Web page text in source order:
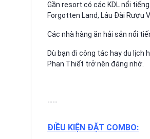
Gần resort có các KDL nổi
Forgotten Land, Lâu Đài Rượu
Các nhà hàng ăn hải sản nổi
Dù bạn đi công tác hay du lịch
Phan Thiết trở nên đáng nhớ.
----
ĐIỀU KIỆN ĐẶT COMBO: